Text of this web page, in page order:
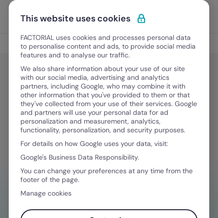
Ir para o conteúdo
Experimente Grátis
Jurídico e Financeiro
Jurídico e Financeiro
Ficheiro Pessoal Digital: O que é
que deve ser considerado?
Junho 2, 2025 4 minutos de leitura
PRECISA DE AJUDA PARA GERENCIAR AS
DESPESAS?
This website uses cookies
FACTORIAL uses cookies and processes personal data
to personalise content and ads, to provide social media
features and to analyse our traffic.
We also share information about your use of our site
with our social media, advertising and analytics
partners, including Google, who may combine it with
other information that you've provided to them or that
they've collected from your use of their services. Google
and partners will use your personal data for ad
personalization and measurement, analytics,
functionality, personalization, and security purposes.
For details on how Google uses your data, visit:
Google's Business Data Responsibility.
You can change your preferences at any time from the
footer of the page.
Manage cookies